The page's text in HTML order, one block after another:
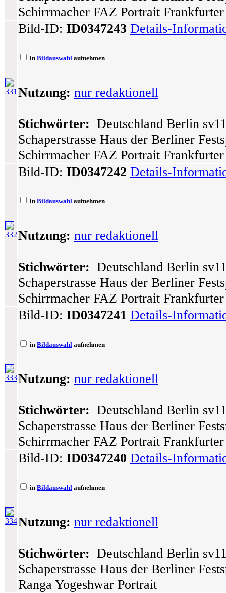
Schirrmacher FAZ Portrait
331
Bild-ID: ID0347243 Details-
in Bildauswahl aufnehmen
Nutzung: nur redaktionell
Stichwörter: Deutschland Berlin
Schaperstrasse Haus der Berliner
Schirrmacher FAZ Portrait
332
Bild-ID: ID0347242 Details-
in Bildauswahl aufnehmen
Nutzung: nur redaktionell
Stichwörter: Deutschland Berlin
Schaperstrasse Haus der Berliner
Schirrmacher FAZ Portrait
333
Bild-ID: ID0347241 Details-
in Bildauswahl aufnehmen
Nutzung: nur redaktionell
Stichwörter: Deutschland Berlin
Schaperstrasse Haus der Berliner
Schirrmacher FAZ Portrait
334
Bild-ID: ID0347240 Details-
in Bildauswahl aufnehmen
Nutzung: nur redaktionell
Stichwörter: Deutschland Berlin
Schaperstrasse Haus der Berliner
Ranga Yogeshwar Portrait